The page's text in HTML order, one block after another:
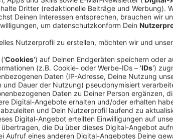
Ein Unternehmen in der
man, wie Motor, Fahrwerk sowie die
verschiedenen Fahrzeugsystemen
Leistung dokumentiert und Touren
erwirbt den Führerschein der Klasse C/
verschiedene Fahrzeuge führen, wie
Sattelzüge, Saug und Spülwagen.
mindestens einen guten